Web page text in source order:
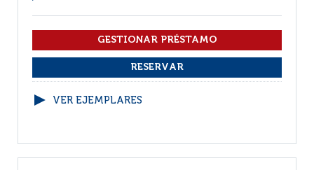
VER EJEMPLARES